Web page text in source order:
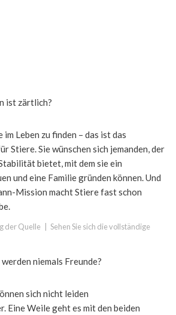
ist zärtlich?
Leben zu finden – das ist das
Stiere. Sie wünschen sich jemanden, der
bietet, mit dem sie ein
und eine Familie gründen können. Und
Mission macht Stiere fast schon
der Quelle Sehen Sie sich die vollständige
niemals Freunde?
sich nicht leiden
Eine Weile geht es mit den beiden